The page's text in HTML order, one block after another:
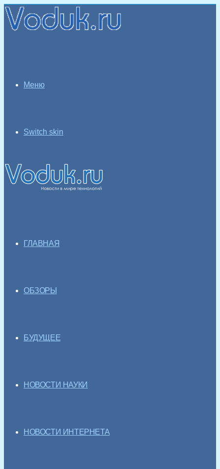
Меню
Switch skin
ГЛАВНАЯ
ОБЗОРЫ
БУДУЩЕЕ
НОВОСТИ НАУКИ
НОВОСТИ ИНТЕРНЕТА